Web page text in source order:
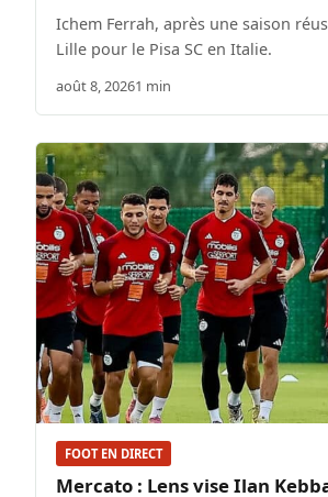
Ichem Ferrah, après une saison
Lille pour le Pisa SC en Italie.
août 8, 20261 min
FOOT EN DIRECT
Mercato : Lens vise Ilan